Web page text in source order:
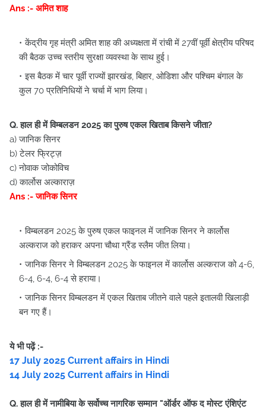
Ans :- अमित शाह
केंद्रीय गृह मंत्री अमित शाह की अध्यक्षता में रांची में 27वीं पूर्वी क्षेत्रीय परिषद
की बैठक उच्च स्तरीय सुरक्षा व्यवस्था के साथ हुई।
इस बैठक में चार पूर्वी राज्यों झारखंड, बिहार, ओडिशा और पश्चिम बंगाल के
कुल 70 प्रतिनिधियों ने चर्चा में भाग लिया।
Q. हाल ही में विम्बलडन 2025 का पुरुष एकल खिताब किसने जीता?
a) जानिक सिनर
b) टेलर फ्रिट्ज़
c) नोवाक जोकोविच
d) कार्लोस अल्काराज़
Ans :- जानिक सिनर
विम्बलडन 2025 के पुरुष एकल फाइनल में जानिक सिनर ने कार्लोस
अल्कराज को हराकर अपना चौथा ग्रैंड स्लैम जीत लिया।
जानिक सिनर ने विम्बलडन 2025 के फाइनल में कार्लोस अल्कराज को 4-6,
6-4, 6-4, 6-4 से हराया।
जानिक सिनर विम्बलडन में एकल खिताब जीतने वाले पहले इतालवी खिलाड़ी
बन गए हैं।
ये भी पढ़ें :-
17 July 2025 Current affairs in Hindi
14 July 2025 Current affairs in Hindi
Q. हाल ही में नामीबिया के सर्वोच्च नागरिक सम्मान "ऑर्डर ऑफ द मोस्ट एंशिएंट